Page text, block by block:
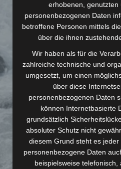
93189
erhobenen, genutzten
personenbezogenen Daten
betroffene Personen mittels
über die ihnen
Wir haben als für die
zahlreiche technische und
umgesetzt, um einen
über diese
personenbezogenen Daten
können Internetbasierte
grundsätzlich
absoluter Schutz nicht
diesem Grund steht es
personenbezogene Daten
beispielsweise